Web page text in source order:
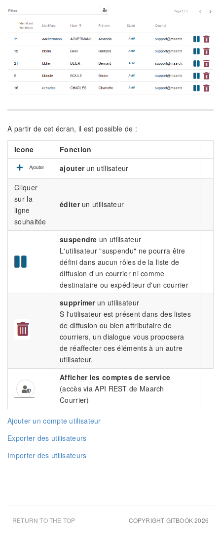
A partir de cet écran, il est possible de :
Icone
Fonction
ajouterun utilisateur
Cliquer
sur la
ligne
souhaitée
éditerun utilisateur
suspendre un utilisateur
L'utilisateur "suspendu" ne pourra être
défini dans aucun rôles de la liste de
diffusion d'un courrier ni comme
destinataire ou expéditeur d'un courrier
supprimerun utilisateur
S l'utilisateur est présent dans des listes
de diffusion ou bien attributaire de
courriers, un dialogue vous proposera
de réaffecter ces éléments à un autre
utilisateur.
Afficher les comptes de service
(accès via API REST de Maarch
Courrier)
Ajouter un compte utilisateur
Exporter des utilisateurs
Importer des utilisateurs
COPYRIGHT GITBOOK 2026
RETURN TO THE TOP